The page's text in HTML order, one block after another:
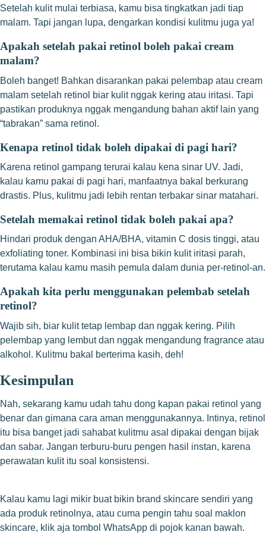
Setelah kulit mulai terbiasa, kamu bisa tingkatkan jadi tiap
malam. Tapi jangan lupa, dengarkan kondisi kulitmu juga ya!
Apakah setelah pakai retinol boleh pakai cream
malam?
Boleh banget! Bahkan disarankan pakai pelembap atau cream
malam setelah retinol biar kulit nggak kering atau iritasi. Tapi
pastikan produknya nggak mengandung bahan aktif lain yang
“tabrakan” sama retinol.
Kenapa retinol tidak boleh dipakai di pagi hari?
Karena retinol gampang terurai kalau kena sinar UV. Jadi,
kalau kamu pakai di pagi hari, manfaatnya bakal berkurang
drastis. Plus, kulitmu jadi lebih rentan terbakar sinar matahari.
Setelah memakai retinol tidak boleh pakai apa?
Hindari produk dengan AHA/BHA, vitamin C dosis tinggi, atau
exfoliating toner. Kombinasi ini bisa bikin kulit iritasi parah,
terutama kalau kamu masih pemula dalam dunia per-retinol-an.
Apakah kita perlu menggunakan pelembab setelah
retinol?
Wajib sih, biar kulit tetap lembap dan nggak kering. Pilih
pelembap yang lembut dan nggak mengandung fragrance atau
alkohol. Kulitmu bakal berterima kasih, deh!
Kesimpulan
Nah, sekarang kamu udah tahu dong kapan pakai retinol yang
benar dan gimana cara aman menggunakannya. Intinya, retinol
itu bisa banget jadi sahabat kulitmu asal dipakai dengan bijak
dan sabar. Jangan terburu-buru pengen hasil instan, karena
perawatan kulit itu soal konsistensi.
Kalau kamu lagi mikir buat bikin brand skincare sendiri yang
ada produk retinolnya, atau cuma pengin tahu soal maklon
skincare, klik aja tombol WhatsApp di pojok kanan bawah.